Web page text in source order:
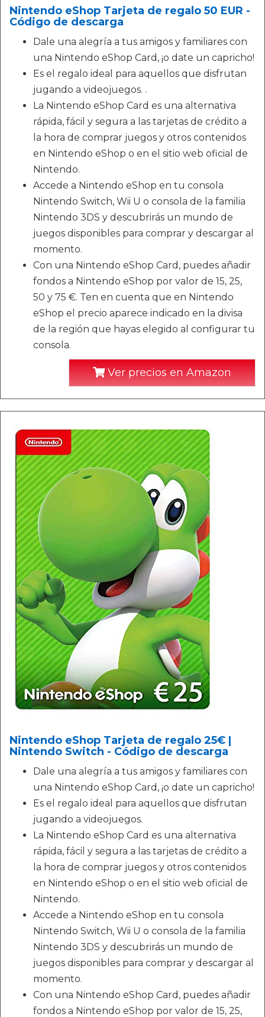
Nintendo eShop Tarjeta de regalo 50 EUR -
Código de descarga
Dale una alegría a tus amigos y familiares con
una Nintendo eShop Card, ¡o date un capricho!
Es el regalo ideal para aquellos que disfrutan
jugando a videojuegos. .
La Nintendo eShop Card es una alternativa
rápida, fácil y segura a las tarjetas de crédito a
la hora de comprar juegos y otros contenidos
en Nintendo eShop o en el sitio web oficial de
Nintendo.
Accede a Nintendo eShop en tu consola
Nintendo Switch, Wii U o consola de la familia
Nintendo 3DS y descubrirás un mundo de
juegos disponibles para comprar y descargar al
momento.
Con una Nintendo eShop Card, puedes añadir
fondos a Nintendo eShop por valor de 15, 25,
50 y 75 €. Ten en cuenta que en Nintendo
eShop el precio aparece indicado en la divisa
de la región que hayas elegido al configurar tu
consola.
Ver precios en Amazon
Nintendo eShop Tarjeta de regalo 25€ |
Nintendo Switch - Código de descarga
Dale una alegría a tus amigos y familiares con
una Nintendo eShop Card, ¡o date un capricho!
Es el regalo ideal para aquellos que disfrutan
jugando a videojuegos.
La Nintendo eShop Card es una alternativa
rápida, fácil y segura a las tarjetas de crédito a
la hora de comprar juegos y otros contenidos
en Nintendo eShop o en el sitio web oficial de
Nintendo.
Accede a Nintendo eShop en tu consola
Nintendo Switch, Wii U o consola de la familia
Nintendo 3DS y descubrirás un mundo de
juegos disponibles para comprar y descargar al
momento.
Con una Nintendo eShop Card, puedes añadir
fondos a Nintendo eShop por valor de 15, 25,